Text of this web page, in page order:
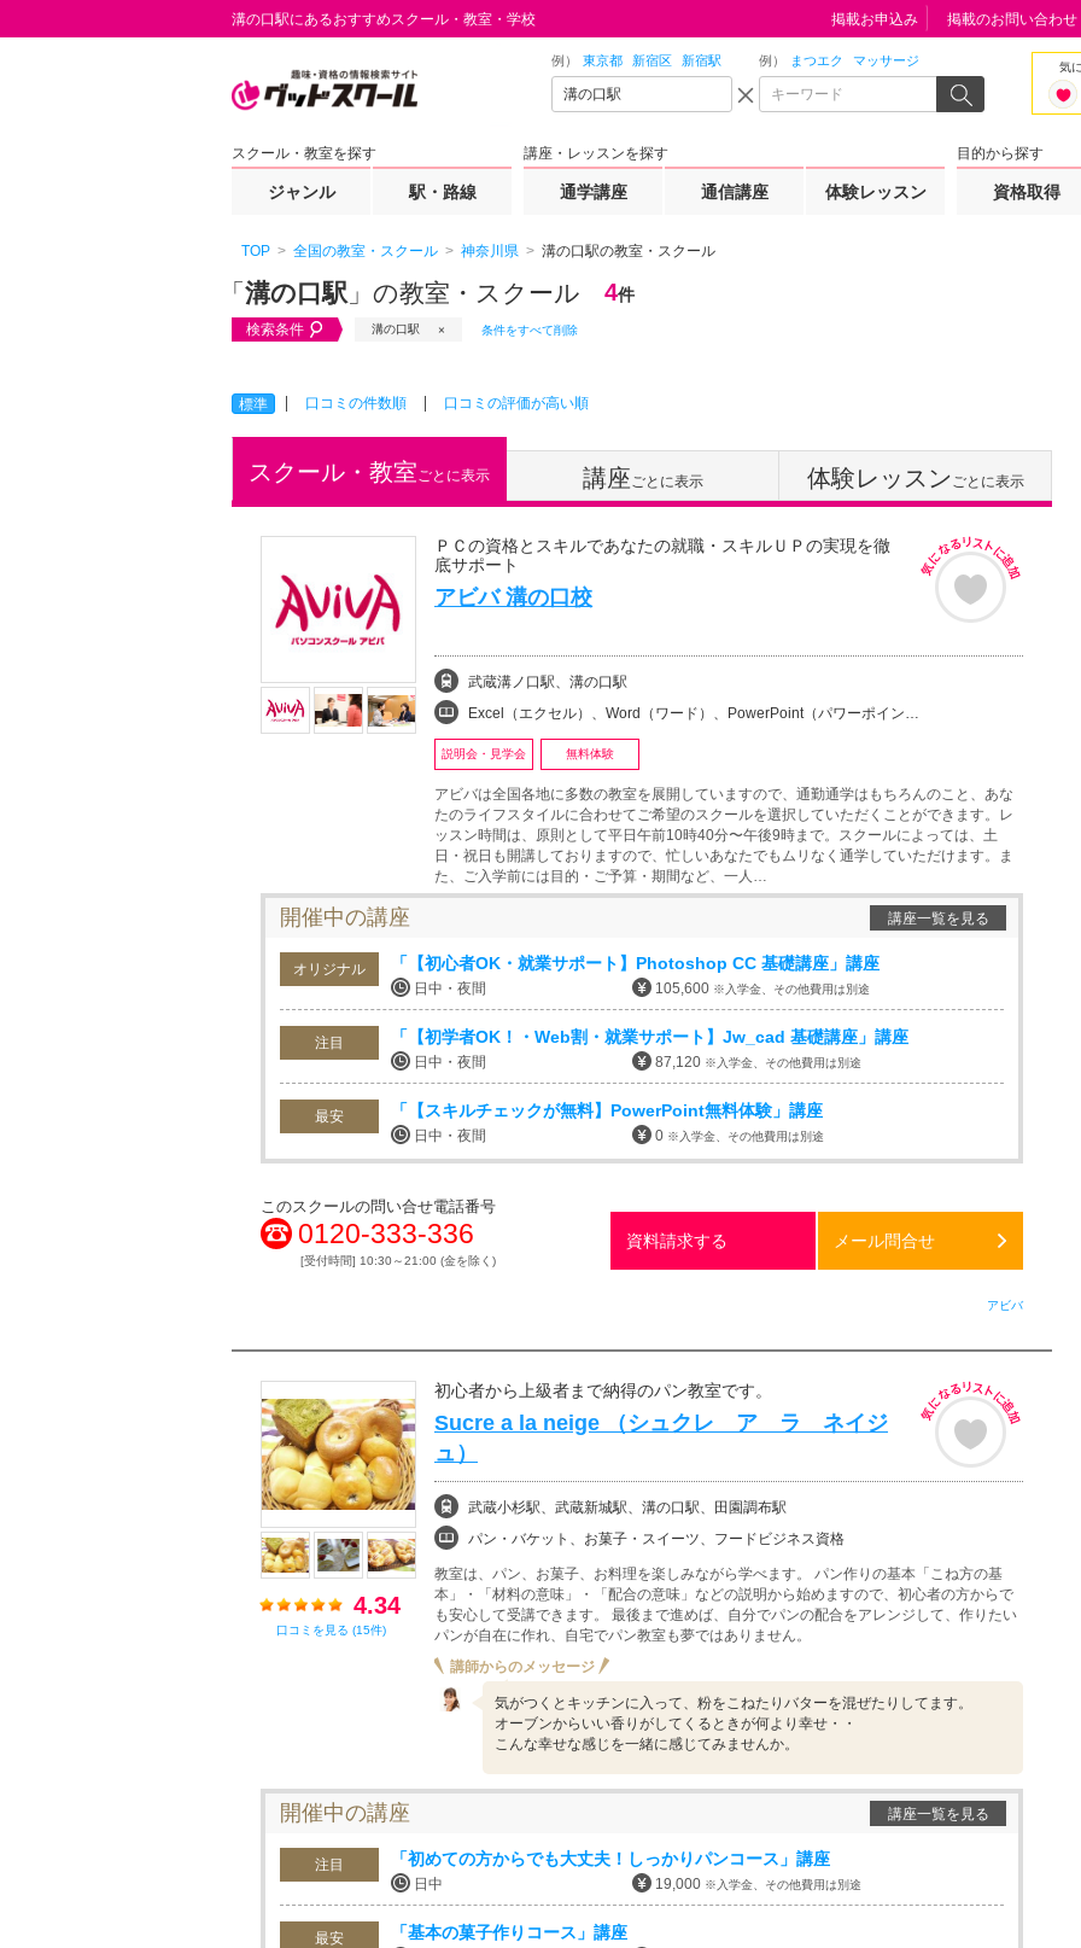
溝の口駅にあるおすすめスクール・教室・学校
例） 東京都 新宿区 新宿駅 例） まつエク マッサージ 気
スクール・教室を探す
ジャンル 駅・路線
講座・レッスンを探す
通学講座 通信講座 体験レッスン
目的から探す
資格取得
掲載お申込み 掲載のお問い合わせ
TOP 全国の教室・スクール 神奈川県 溝の口駅の教室・スクール
「 溝の口駅 」の教室・スクール 4件
検索条件 溝の口駅 条件をすべて削除
標準 口コミの件数順 口コミの評価が高い順
スクール・教室ごとに表示 講座ごとに表示 体験レッスンごとに表示
ＰＣの資格とスキルであなたの就職・スキルＵＰの実現を徹
底サポート
アビバ 溝の口校
武蔵溝ノ口駅、溝の口駅
Excel（エクセル）、Word（ワード）、PowerPoint（パワーポイント・PPT）、Access（アクセス）、マ…
説明会・見学会 無料体験
アビバは全国各地に多数の教室を展開していますので、通勤通学はもちろんのこと、あな
たのライフスタイルに合わせてご希望のスクールを選択していただくことができます。レ
ッスン時間は、原則として平日午前10時40分〜午後9時まで。スクールによっては、土
日・祝日も開講しておりますので、忙しいあなたでもムリなく通学していただけます。ま
た、ご入学前には目的・ご予算・期間など、一人…
開催中の講座 講座一覧を見る
オリジナル 「【初心者OK・就業サポート】Photoshop CC 基礎講座」講座
日中・夜間 105,600 ※入学金、その他費用は別途
注目 「【初学者OK！・Web割・就業サポート】Jw_cad 基礎講座」講座
日中・夜間 87,120 ※入学金、その他費用は別途
最安 「【スキルチェックが無料】PowerPoint無料体験」講座
日中・夜間 0 ※入学金、その他費用は別途
このスクールの問い合せ電話番号
0120-333-336
[受付時間] 10:30～21:00 (金を除く)
資料請求する メール問合せ
アビバ
4.34
口コミを見る (15件)
初心者から上級者まで納得のパン教室です。
Sucre a la neige （シュクレ ア ラ ネイジ
ュ）
武蔵小杉駅、武蔵新城駅、溝の口駅、田園調布駅
パン・バケット、お菓子・スイーツ、フードビジネス資格
教室は、パン、お菓子、お料理を楽しみながら学べます。 パン作りの基本「こね方の基
本」・「材料の意味」・「配合の意味」などの説明から始めますので、初心者の方からで
も安心して受講できます。 最後まで進めば、自分でパンの配合をアレンジして、作りたい
パンが自在に作れ、自宅でパン教室も夢ではありません。
講師からのメッセージ
気がつくとキッチンに入って、粉をこねたりバターを混ぜたりしてます。
オーブンからいい香りがしてくるときが何より幸せ・・
こんな幸せな感じを一緒に感じてみませんか。
開催中の講座 講座一覧を見る
注目 「初めての方からでも大丈夫！しっかりパンコース」講座
日中 19,000 ※入学金、その他費用は別途
最安 「基本の菓子作りコース」講座